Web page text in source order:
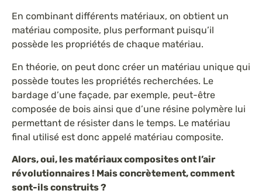
En combinant différents matériaux, on obtient un
matériau composite, plus performant puisqu’il
possède les propriétés de chaque matériau.
En théorie, on peut donc créer un matériau unique qui
possède toutes les propriétés recherchées. Le
bardage d’une façade, par exemple, peut-être
composée de bois ainsi que d’une résine polymère lui
permettant de résister dans le temps. Le matériau
final utilisé est donc appelé matériau composite.
Alors, oui, les matériaux composites ont l’air
révolutionnaires ! Mais concrètement, comment
sont-ils construits ?